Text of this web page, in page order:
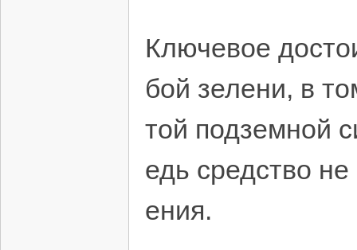
Ключевое
бой зелени, в
той подземной
едь средство
ения.